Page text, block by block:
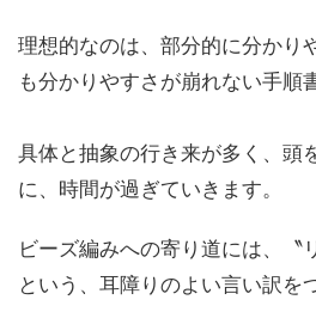
理想的なのは、部分的に分かり
も分かりやすさが崩れない手順書
具体と抽象の行き来が多く、頭
に、時間が過ぎていきます。
ビーズ編みへの寄り道には、〝
という、耳障りのよい言い訳を